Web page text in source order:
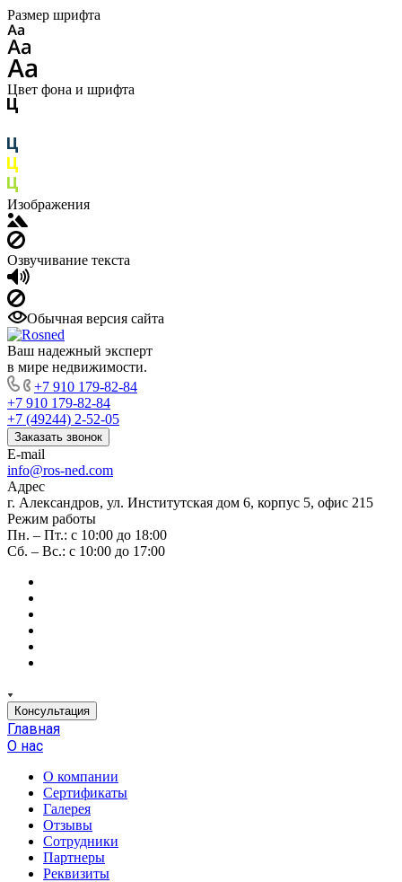
Размер шрифта
Цвет фона и шрифта
Изображения
Озвучивание текста
Обычная версия сайта
Ваш надежный эксперт
в мире недвижимости.
+7 910 179-82-84
+7 910 179-82-84
+7 (49244) 2-52-05
Заказать звонок
E-mail
info@ros-ned.com
Адрес
г. Александров, ул. Институтская дом 6, корпус 5, офис 215
Режим работы
Пн. – Пт.: с 10:00 до 18:00
Сб. – Вс.: с 10:00 до 17:00
Консультация
Главная
О нас
О компании
Сертификаты
Галерея
Отзывы
Сотрудники
Партнеры
Реквизиты